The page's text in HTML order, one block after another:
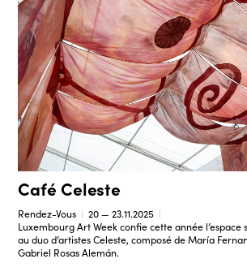
Café Celeste
Rendez-Vous
20 — 23.11.2025
Luxembourg Art Week confie cette année l’espace
au duo d’artistes Celeste, composé de María
Gabriel Rosas Alemán.